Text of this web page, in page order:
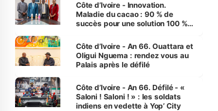
Côte d’Ivoire - Innovation.
Maladie du cacao : 90 % de
succès pour une solution 100 %
Côte d’Ivoire - An 66. Ouattara et
Oligui Nguema : rendez vous au
Palais après le défilé
Côte d’Ivoire - An 66. Défilé - «
Saloni ! Saloni ! » : les soldats
indiens en vedette à Yop’ City